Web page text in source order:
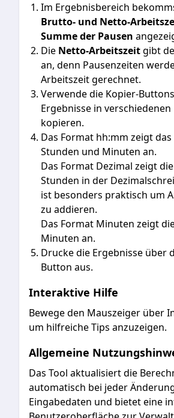
Im Ergebnisbereich
Brutto- und Netto-
Summe der Pausen
Die Netto-Arbeitszeitgibt
an, denn Pausenzeiten
Arbeitszeit gerechnet.
Verwende die Kopier-
Ergebnisse in
kopieren.
Das Format hh:mm zeigt
Stunden und Minuten an.
Das Format Dezimal zeigt
Stunden in der
ist besonders praktisch um
zu addieren.
Das Format Minuten zeigt
Minuten an.
Drucke die Ergebnisse über
Button aus.
Interaktive Hilfe
Bewege den Mauszeiger über
um hilfreiche Tips anzuzeigen.
Allgemeine
Das Tool aktualisiert die
automatisch bei jeder
Eingabedaten und bietet eine